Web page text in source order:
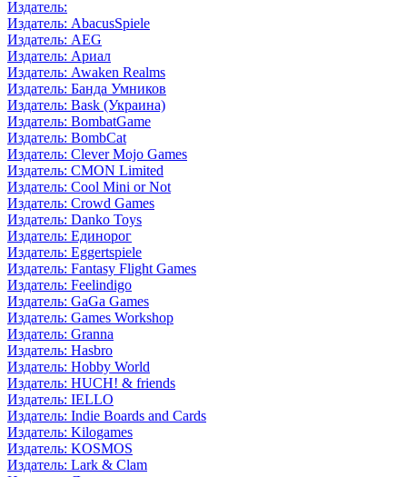
Издатель:
Издатель: AbacusSpiele
Издатель: AEG
Издатель: Ариал
Издатель: Awaken Realms
Издатель: Банда Умников
Издатель: Bask (Украина)
Издатель: BombatGame
Издатель: BombCat
Издатель: Clever Mojo Games
Издатель: CMON Limited
Издатель: Cool Mini or Not
Издатель: Crowd Games
Издатель: Danko Toys
Издатель: Единорог
Издатель: Eggertspiele
Издатель: Fantasy Flight Games
Издатель: Feelindigo
Издатель: GaGa Games
Издатель: Games Workshop
Издатель: Granna
Издатель: Hasbro
Издатель: Hobby World
Издатель: HUCH! & friends
Издатель: IELLO
Издатель: Indie Boards and Cards
Издатель: Kilogames
Издатель: KOSMOS
Издатель: Lark & Clam